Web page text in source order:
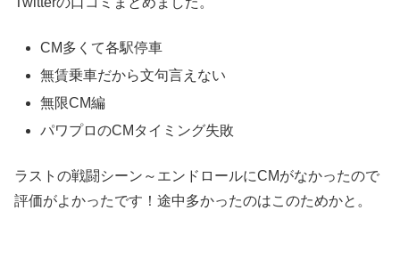
CM多くて各駅停車
無賃乗車だから文句言えない
無限CM編
パワプロのCMタイミング失敗
ラストの戦闘シーン～エンドロールにCMがなかったので
評価がよかったです！途中多かったのはこのためかと。